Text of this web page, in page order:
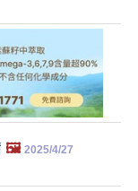
🖼️ 2025/4/27